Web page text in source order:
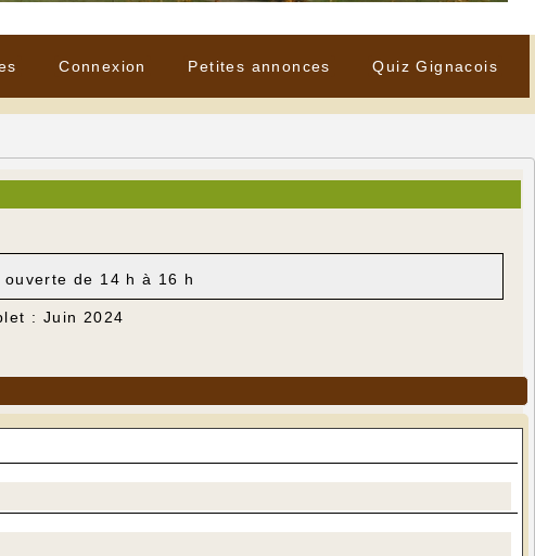
Connexion Petites annonces Quiz Gignacois
de 14 h à 16 h
: Juin 2024